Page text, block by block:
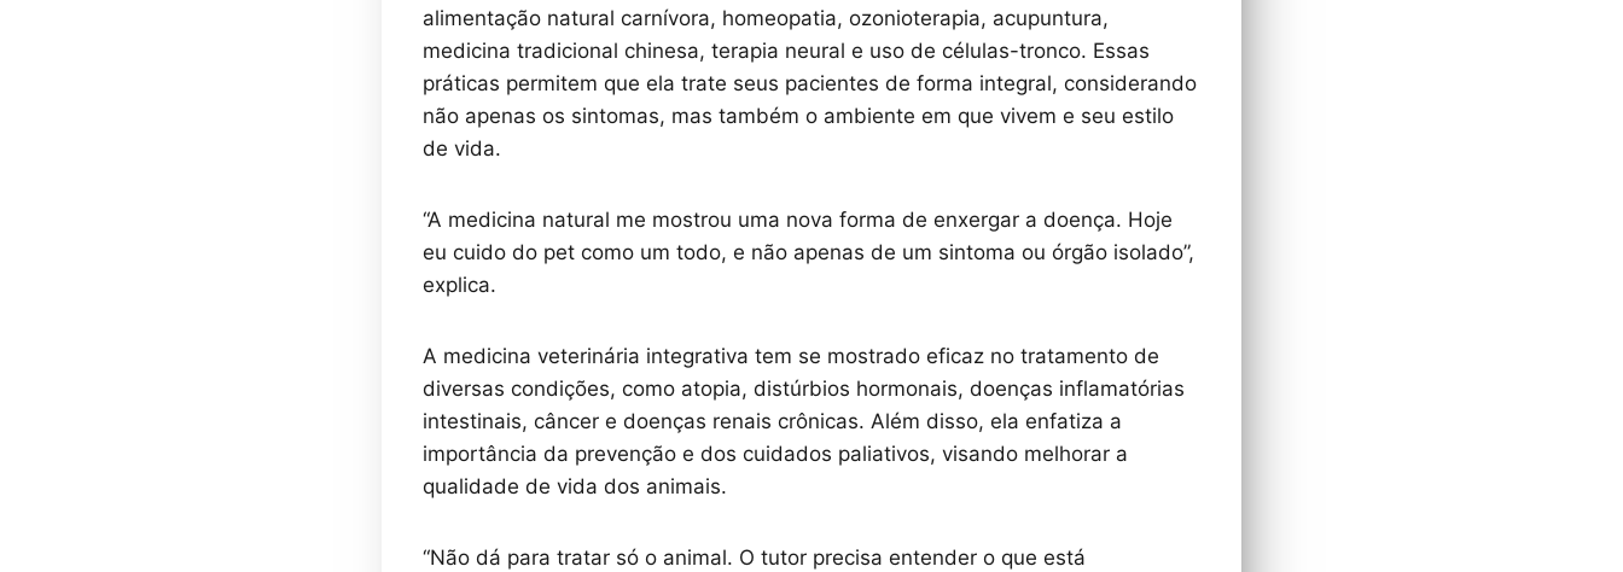
alimentação natural carnívora, homeopatia, ozonioterapia, acupuntura,
medicina tradicional chinesa, terapia neural e uso de células-tronco. Essas
práticas permitem que ela trate seus pacientes de forma integral, considerando
não apenas os sintomas, mas também o ambiente em que vivem e seu estilo
de vida.
“A medicina natural me mostrou uma nova forma de enxergar a doença. Hoje
eu cuido do pet como um todo, e não apenas de um sintoma ou órgão isolado”,
explica.
A medicina veterinária integrativa tem se mostrado eficaz no tratamento de
diversas condições, como atopia, distúrbios hormonais, doenças inflamatórias
intestinais, câncer e doenças renais crônicas. Além disso, ela enfatiza a
importância da prevenção e dos cuidados paliativos, visando melhorar a
qualidade de vida dos animais.
“Não dá para tratar só o animal. O tutor precisa entender o que está